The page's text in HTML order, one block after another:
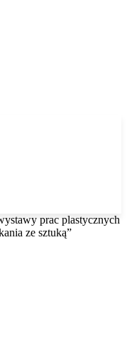
prac plastycznych
ze sztuką”